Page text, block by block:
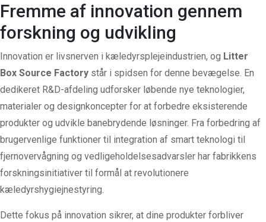
Fremme af innovation gennem
forskning og udvikling
Innovation er livsnerven i kæledyrsplejeindustrien, og Litter
Box Source Factory står i spidsen for denne bevægelse. En
dedikeret R&D-afdeling udforsker løbende nye teknologier,
materialer og designkoncepter for at forbedre eksisterende
produkter og udvikle banebrydende løsninger. Fra forbedring af
brugervenlige funktioner til integration af smart teknologi til
fjernovervågning og vedligeholdelsesadvarsler har fabrikkens
forskningsinitiativer til formål at revolutionere
kæledyrshygiejnestyring.
Dette fokus på innovation sikrer, at dine produkter forbliver